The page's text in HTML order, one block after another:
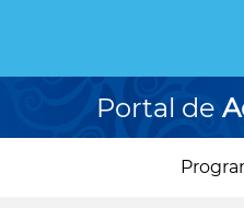
Portal de